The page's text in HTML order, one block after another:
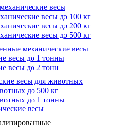
весы
весы до 100 кг
весы до 200 кг
весы до 500 кг
механические весы
весы до 1 тонны
весы до 2 тонн
весы для животных
до 500 кг
до 1 тонны
весы